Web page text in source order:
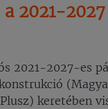
2021-
2021-2027-es
keretében